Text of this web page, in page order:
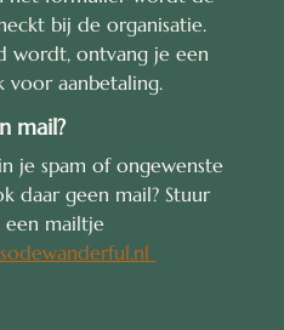
bij de organisatie.
wordt, ontvang je een
voor aanbetaling.
mail?
je spam of ongewenste
daar geen mail? Stuur
een mailtje